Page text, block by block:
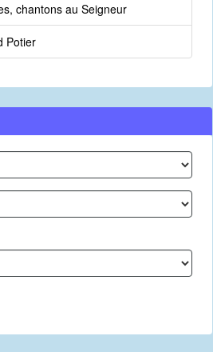
chantons au Seigneur
Potier